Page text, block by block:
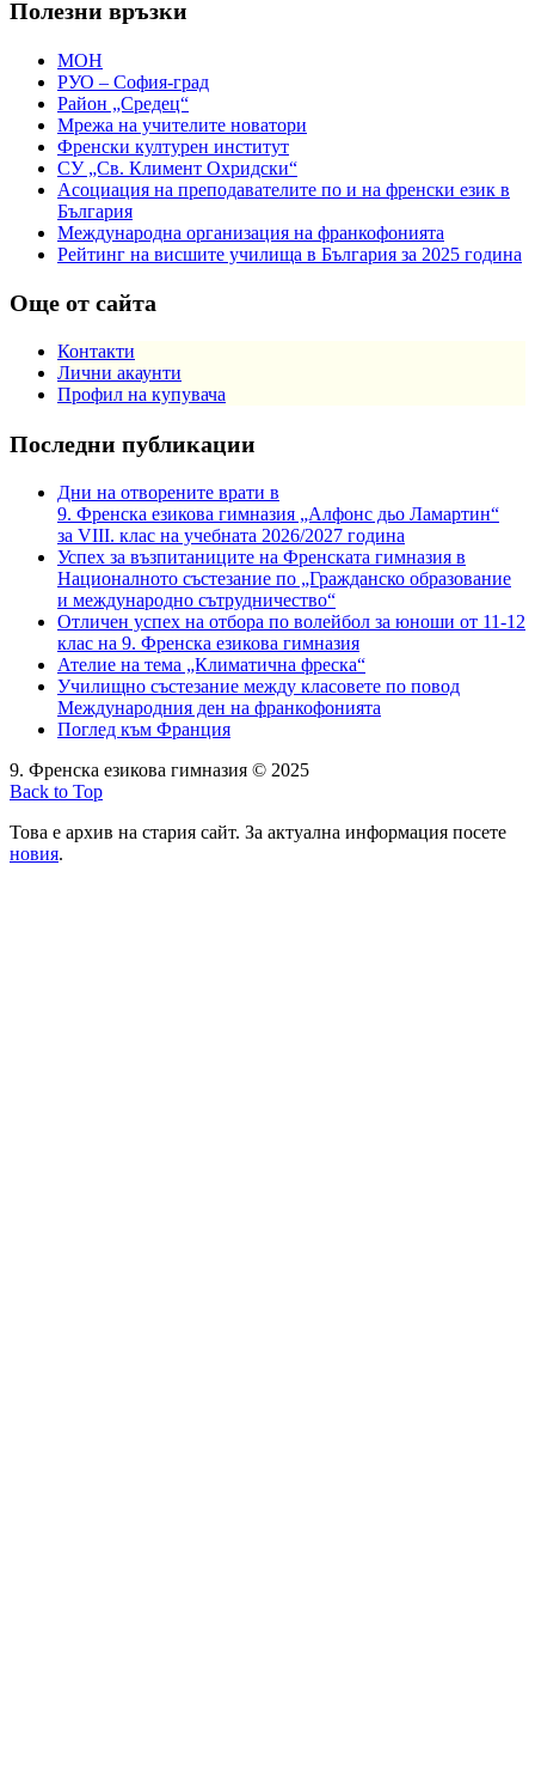
Полезни връзки
МОН
РУО – София-град
Район „Средец“
Мрежа на учителите новатори
Френски културен институт
СУ „Св. Климент Охридски“
Асоциация на преподавателите по и на френски език в
България
Международна организация на франкофонията
Рейтинг на висшите училища в България за 2025 година
Още от сайта
Контакти
Лични акаунти
Профил на купувача
Последни публикации
Дни на отворените врати в
9. Френска езикова гимназия „Алфонс дьо Ламартин“
за VIII. клас на учебната 2026/2027 година
Успех за възпитаниците на Френската гимназия в
Националното състезание по „Гражданско образование
и международно сътрудничество“
Отличен успех на отбора по волейбол за юноши от 11-12
клас на 9. Френска езикова гимназия
Ателие на тема „Климатична фреска“
Училищно състезание между класовете по повод
Международния ден на франкофонията
Поглед към Франция
9. Френска езикова гимназия © 2025
Back to Top
Това е архив на стария сайт. За актуална информация посете
новия.